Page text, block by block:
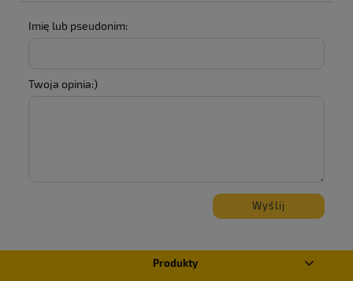
Imię lub pseudonim:
Twoja opinia:)
Wyślij
Produkty